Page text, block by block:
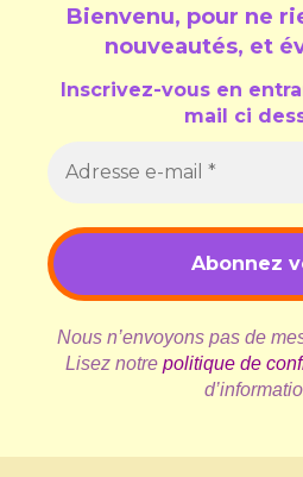
Bienvenu, pour ne
nouveautés, et
Inscrivez-vous en
mail ci
Nous n’envoyons pas de
Lisez notre politique de